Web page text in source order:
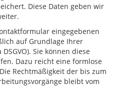
Diese Daten geben wir
eingegebenen
auf Grundlage Ihrer
Sie können diese
Dazu reicht eine formlose
Rechtmäßigkeit der bis zum
bleibt vom